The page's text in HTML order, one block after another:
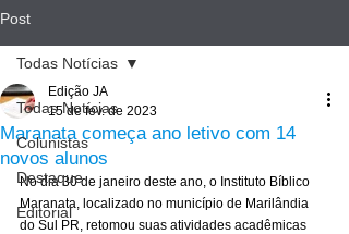
Post
Todas Notícias
Colunistas
Destaque
Editorial
Todas Notícias
Maranata começa ano letivo com 14
novos alunos
Edição JA
15 de fev. de 2023
No dia 30 de janeiro deste ano, o Instituto Bíblico
Maranata, localizado no município de Marilândia
do Sul PR, retomou suas atividades acadêmicas